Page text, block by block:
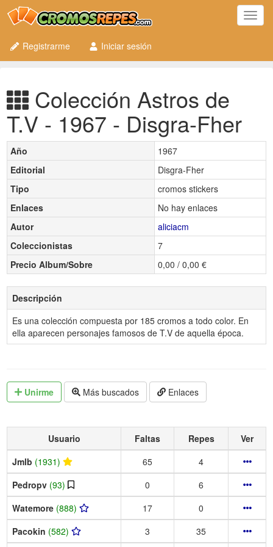
Registrarme
Iniciar sesión
Colección Astros de
T.V - 1967 - Disgra-Fher
Año
1967
Editorial
Disgra-Fher
Tipo
cromos stickers
Enlaces
No hay enlaces
Autor
aliciacm
Coleccionistas
7
Precio Album/Sobre
0,00 / 0,00 €
Descripción
Es una colección compuesta por 185 cromos a todo color. En
ella aparecen personajes famosos de T.V de aquella época.
Unirme Más buscados Enlaces
Usuario Faltas Repes
Ver
Jmlb (1931) 65
4
Pedropv (93) 0
6
Watemore (888) 17
0
Pacokin (582) 3 35